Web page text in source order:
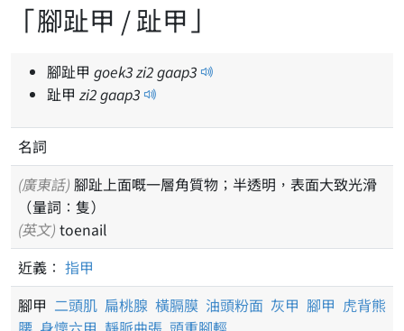
「腳趾甲 / 趾甲」
腳趾甲 goek3zi2gaap3
趾甲 zi2gaap3
名詞
(廣東話) 腳趾上面嘅一層角質物；半透明，表面大致光滑
（量詞：隻）
(英文) toenail
近義： 指甲
腳甲 二頭肌 扁桃腺 橫膈膜 油頭粉面 灰甲 腳甲 虎背熊